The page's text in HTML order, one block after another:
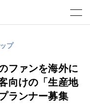
プ
ファンを海外に
向けの「生産地
ランナー募集